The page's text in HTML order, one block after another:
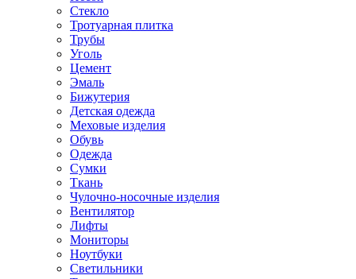
Стекло
Тротуарная плитка
Трубы
Уголь
Цемент
Эмаль
Бижутерия
Детская одежда
Меховые изделия
Обувь
Одежда
Сумки
Ткань
Чулочно-носочные изделия
Вентилятор
Лифты
Мониторы
Ноутбуки
Светильники